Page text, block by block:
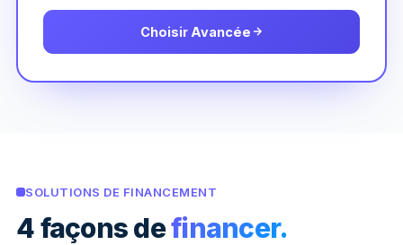
Choisir Avancée
SOLUTIONS DE FINANCEMENT
4 façons definancer.